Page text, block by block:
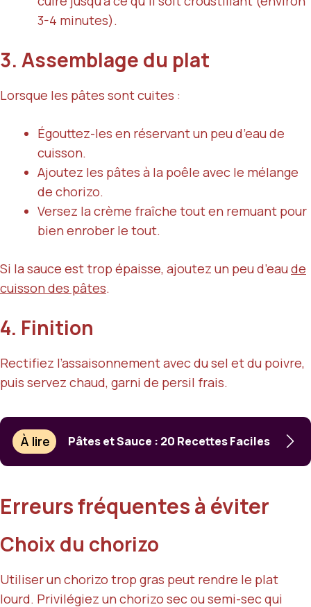
3-4 minutes).
3. Assemblage du plat
Lorsque les pâtes sont cuites :
Égouttez-les en réservant un peu d’eau de
cuisson.
Ajoutez les pâtes à la poêle avec le mélange
de chorizo.
Versez la crème fraîche tout en remuant pour
bien enrober le tout.
Si la sauce est trop épaisse, ajoutez un peu d’eau de
cuisson des pâtes.
4. Finition
Rectifiez l’assaisonnement avec du sel et du poivre,
puis servez chaud, garni de persil frais.
À lire Pâtes et Sauce : 20 Recettes Faciles
Erreurs fréquentes à éviter
Choix du chorizo
Utiliser un chorizo trop gras peut rendre le plat
lourd. Privilégiez un chorizo sec ou semi-sec qui